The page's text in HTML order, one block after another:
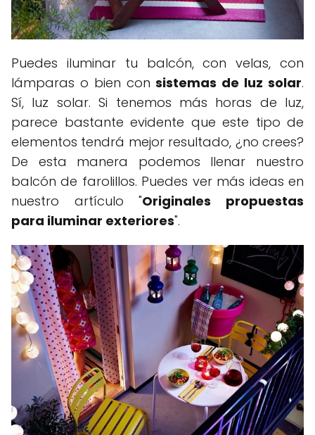
Puedes iluminar tu balcón, con velas, con
lámparas o bien consistemas de luz solar.
Sí, luz solar. Si tenemos más horas de luz,
parece bastante evidente que este tipo de
elementos tendrá mejor resultado, ¿no crees?
De esta manera podemos llenar nuestro
balcón de farolillos. Puedes ver más ideas en
nuestro artículo "Originales propuestas
para iluminar exteriores".